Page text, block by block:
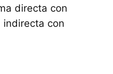
directa con
indirecta con